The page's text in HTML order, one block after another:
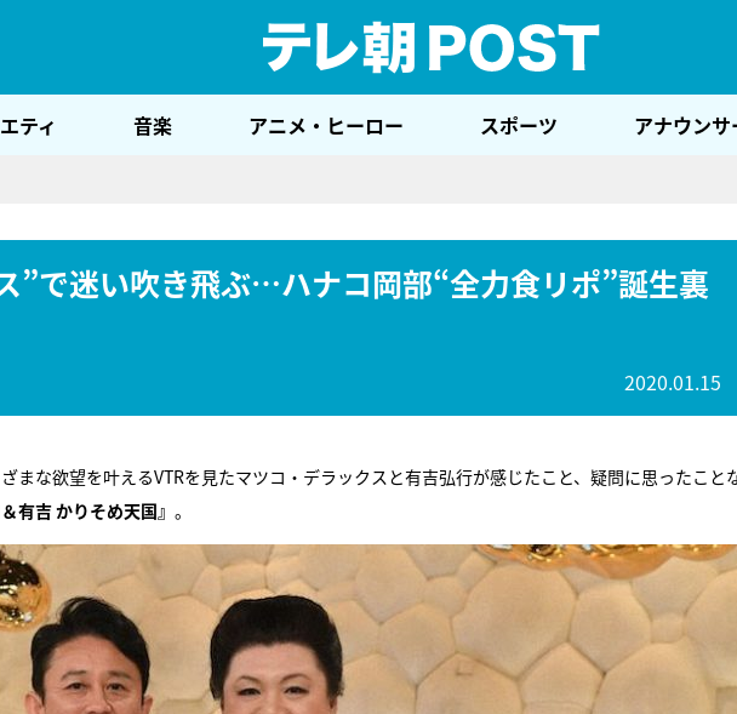
ティ 音楽 アニメ・ヒーロー スポーツ アナウンサ
”で迷い吹き飛ぶ…ハナコ岡部“全力食リポ”誕生裏
2020.01.15
まな欲望を叶えるVTRを見たマツコ・デラックスと有吉弘行が感じたこと、疑問に思ったこと
有吉 かりそめ天国』 。
『アイ＝ラブ！げーみんぐ』
E齋藤樹愛羅＆佐々木舞香SP
ビュー